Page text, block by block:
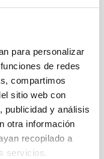
para personalizar
de redes
compartimos
sitio web con
publicidad y análisis
otra información
recopilado a
servicios.
formular previsiones